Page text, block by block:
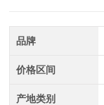
品牌
价格区间
产地类别